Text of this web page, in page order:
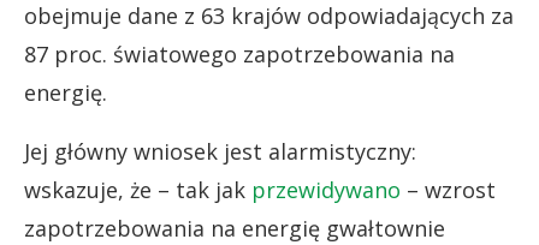
obejmuje dane z 63 krajów odpowiadających za
87 proc. światowego zapotrzebowania na
energię.
Jej główny wniosek jest alarmistyczny:
wskazuje, że – tak jak przewidywano – wzrost
zapotrzebowania na energię gwałtownie